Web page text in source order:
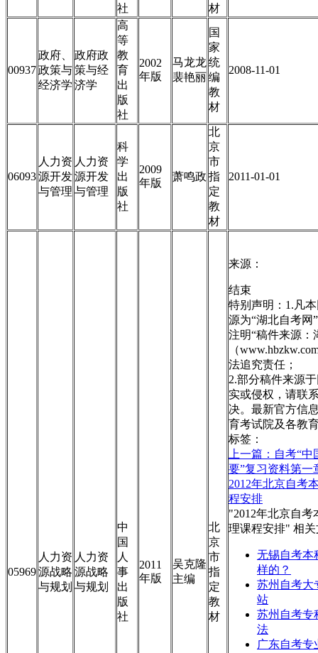
社
材
00937
政府、
政策与
经济学
政府政
策与经
济学
高
等
教
育
出
版
社
2002
年版
马龙龙
裴艳丽
国
家
统
编
教
材
2008-11-01
06093
人力资
源开发
与管理
人力资
源开发
与管理
科
学
出
版
社
2009
年版
萧鸣政
北
京
市
指
定
教
材
2011-01-01
05969
人力资
源战略
与规划
人力资
源战略
与规划
中
国
人
事
出
版
社
2011
年版
吴克隆
主编
北
京
市
指
定
教
材
来源：
结束
特别声明：1.凡
源为“湖北自考网
注明“稿件来源：
（
法追究责任；
2.部分稿件来源
实或侵权，请联
决。最新官方信
育考试院及各教
标签：
上一篇：自考“
要”复习资料第一
2012年北京自考
程安排
"2012年北京自考
理课程安排" 相
无锡自考本
样的？
苏州自考大
站
苏州自考专
法
广东自考专